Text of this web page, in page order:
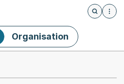
Öffnet
Organisation